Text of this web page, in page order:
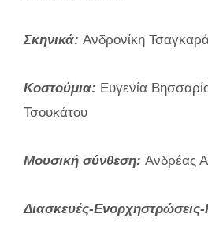
Σκηνικά: Ανδρονίκη
Κοστούμια: Ευγενία
Τσουκάτου
Μουσική σύνθεση: Ανδρέας
Διασκευές-Ενορχηστρώσεις-